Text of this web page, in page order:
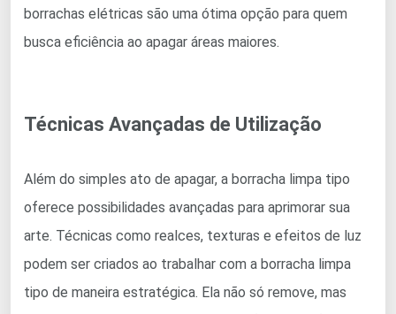
borrachas elétricas são uma ótima opção para quem
busca eficiência ao apagar áreas maiores.
Técnicas Avançadas de Utilização
Além do simples ato de apagar, a borracha limpa tipo
oferece possibilidades avançadas para aprimorar sua
arte. Técnicas como realces, texturas e efeitos de luz
podem ser criados ao trabalhar com a borracha limpa
tipo de maneira estratégica. Ela não só remove, mas